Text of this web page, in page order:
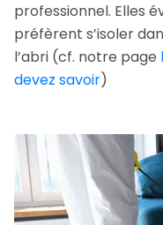
professionnel. Elles
préfèrent s’isoler
l’abri (cf. notre page
devez savoir)